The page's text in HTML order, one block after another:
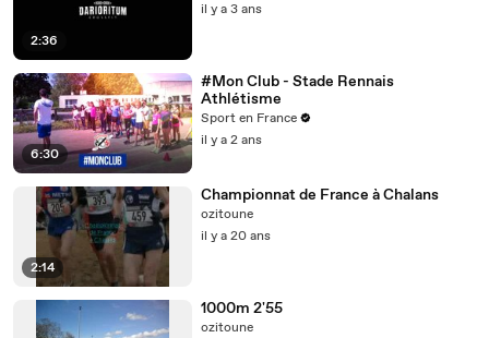
2:36
il y a 3 ans
6:30
#Mon Club - Stade Rennais
Athlétisme
Sport en France
il y a 2 ans
2:14
Championnat de France à Chalans
ozitoune
il y a 20 ans
1000m 2'55
ozitoune